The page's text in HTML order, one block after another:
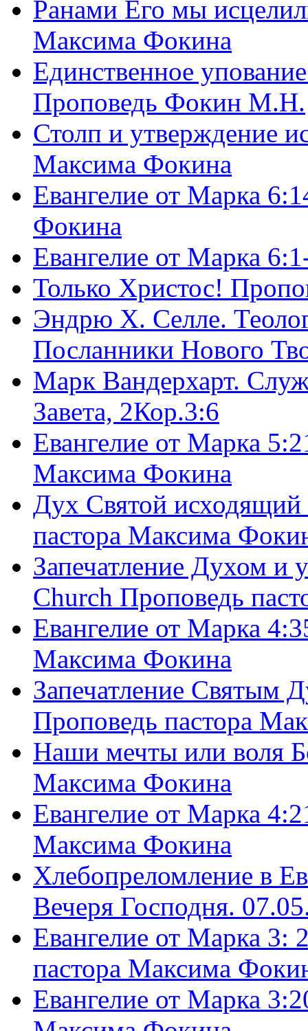
Ранами Его мы
Максима Фокина
Единственное
Проповедь Фокин М.Н.
Столп и утверждение
Максима Фокина
Евангелие от Марка
Фокина
Евангелие от Марка
Только Христос!
Эндрю Х. Селле.
Посланники Нового
Марк Вандерхарт.
Завета, 2Кор.3:6
Евангелие от Марка
Максима Фокина
Дух Святой
пастора Максима
Запечатление Духом и
Church Проповедь
Евангелие от Марка
Максима Фокина
Запечатление Святым
Проповедь пастора
Наши мечты или воля
Максима Фокина
Евангелие от Марка
Максима Фокина
Хлебопреломление в
Вечеря Господня.
Евангелие от Марка 3:
пастора Максима
Евангелие от Марка